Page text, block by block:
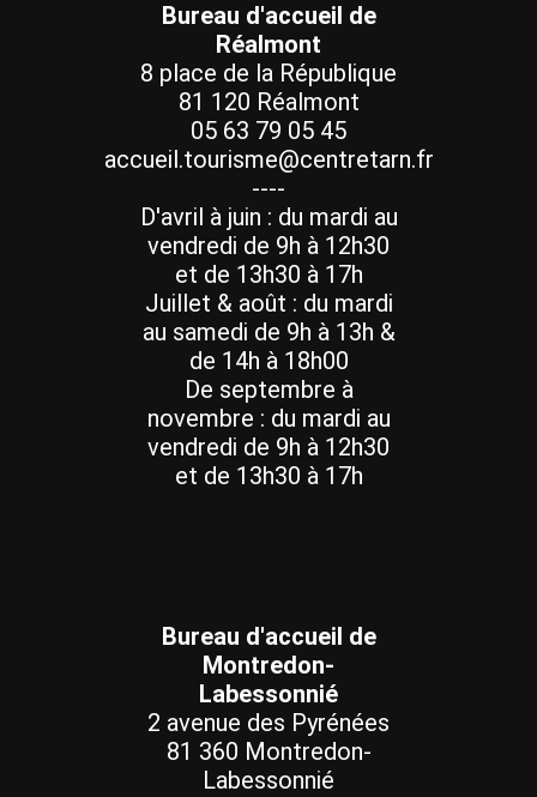
Bureau d'accueil de
Réalmont
8 place de la République
81 120 Réalmont
05 63 79 05 45
accueil.tourisme@centretarn.fr
----
D'avril à juin : du mardi au
vendredi de 9h à 12h30
et de 13h30 à 17h
Juillet & août : du mardi
au samedi de 9h à 13h &
de 14h à 18h00
De septembre à
novembre : du mardi au
vendredi de 9h à 12h30
et de 13h30 à 17h
Bureau d'accueil de
Montredon-
Labessonnié
2 avenue des Pyrénées
81 360 Montredon-
Labessonnié